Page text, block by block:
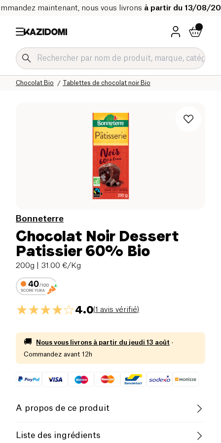
maintenant, nous vous livrons à partir du 13/08/
Tablettes de chocolat noir Bio
Chocolat Bio
Epicerie sucrée Bio
Notre catalogue bio
Accueil
Bonneterre
Chocolat Noir Dessert
Patissier 60% Bio
200g | 31.00 €/Kg
4.0(1 avis vérifié)
🚚 Nous vous livrons à partir du jeudi 13 août ·
Commandez avant 12h
A propos de ce produit
Pauvre en sel
Liste des ingrédients